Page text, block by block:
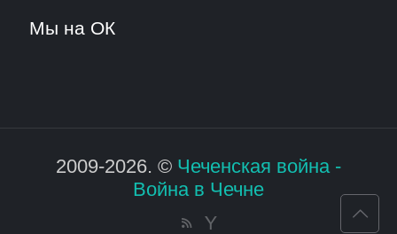
Мы на ОК
2009-2026. © Чеченская война -
Война в Чечне